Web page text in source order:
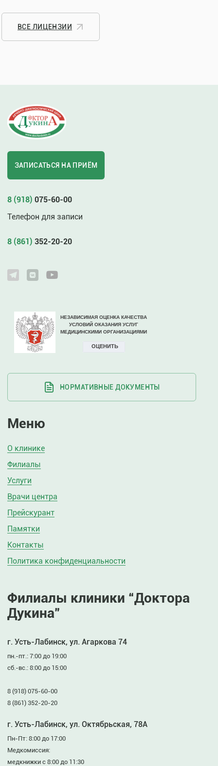
ВСЕ ЛИЦЕНЗИИ
ЗАПИСАТЬСЯ НА ПРИЁМ
8 (918) 075-60-00
Телефон для записи
8 (861) 352-20-20
НОРМАТИВНЫЕ ДОКУМЕНТЫ
Меню
О клинике
Филиалы
Услуги
Врачи центра
Прейскурант
Памятки
Контакты
Политика конфиденциальности
Филиалы клиники “Доктора
Дукина”
г. Усть-Лабинск, ул. Агаркова 74
пн.-пт.: 7:00 до 19:00
сб.-вс.: 8:00 до 15:00
8 (918) 075-60-00
8 (861) 352-20-20
г. Усть-Лабинск, ул. Октябрьская, 78А
Пн-Пт: 8:00 до 17:00
Медкомиссия:
медкнижки с 8:00 до 11:30